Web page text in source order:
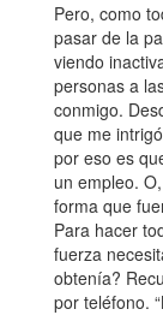
Pero, como
pasar de la
viendo
personas a
conmigo.
que me
por eso es
un empleo.
forma que
Para hacer
fuerza
obtenía?
por teléfono.